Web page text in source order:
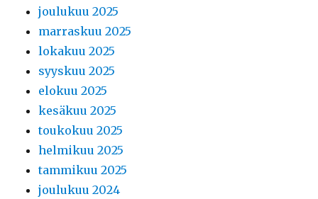
joulukuu 2025
marraskuu 2025
lokakuu 2025
syyskuu 2025
elokuu 2025
kesäkuu 2025
toukokuu 2025
helmikuu 2025
tammikuu 2025
joulukuu 2024